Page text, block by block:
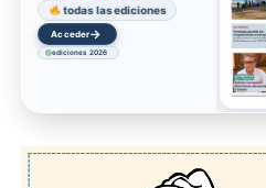
todas las ediciones
Acceder→
ediciones 2026